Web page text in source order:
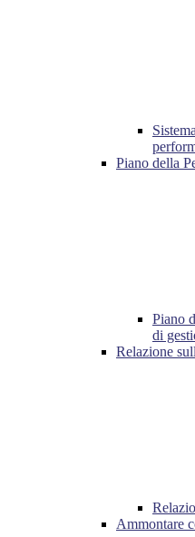
Piano della
Piano
di
Relazione
Ammontare